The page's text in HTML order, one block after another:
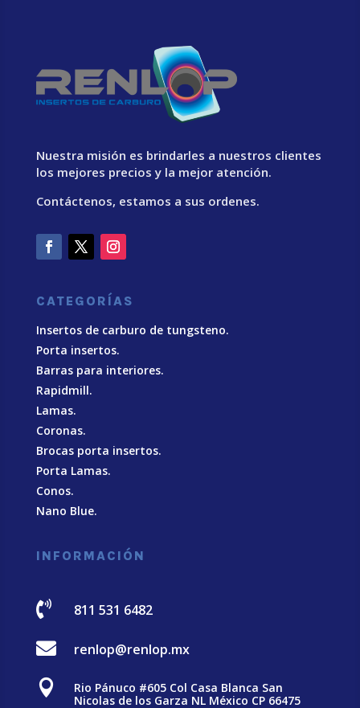
Nuestra misión es brindarles a nuestros clientes
los mejores precios y la mejor atención.
Contáctenos, estamos a sus ordenes.
CATEGORÍAS
Insertos de carburo de tungsteno.
Porta insertos.
Barras para interiores.
Rapidmill.
Lamas.
Coronas.
Brocas porta insertos.
Porta Lamas.
Conos.
Nano Blue.
INFORMACIÓN
 811 531 6482
 renlop@renlop.mx

Rio Pánuco #605 Col Casa Blanca San
Nicolas de los Garza NL México CP 66475